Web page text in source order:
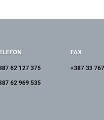
62 127 375
62 969 535
FAX
+387 33